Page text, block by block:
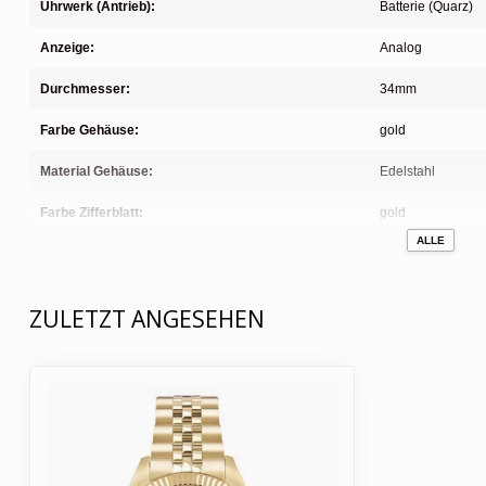
Uhrwerk (Antrieb): Batterie (Quarz)
Anzeige: Analog
Durchmesser: 34mm
Farbe Gehäuse: gold
Material Gehäuse: Edelstahl
Farbe Zifferblatt: gold
ALLE
ZULETZT ANGESEHEN